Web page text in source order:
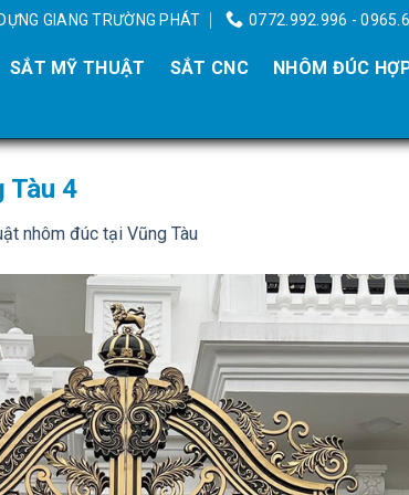
GIANG TRƯỜNG PHÁT 0772.992.996 -
SẮT MỸ THUẬT SẮT CNC NHÔM ĐÚC
Tàu 4
nhôm đúc tại Vũng Tàu